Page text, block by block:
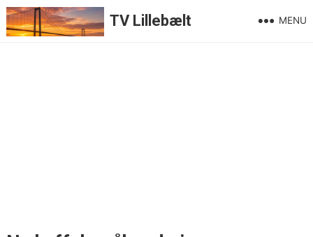
TV Lillebælt MENU